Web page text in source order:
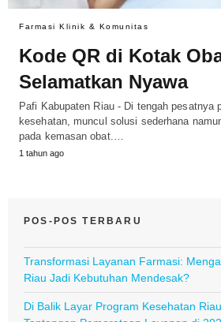
Farmasi Klinik & Komunitas
Kode QR di Kotak
Selamatkan Nyawa
Pafi Kabupaten Riau - Di tengah pesatnya
kesehatan, muncul solusi sederhana
pada kemasan obat.…
1 tahun ago
POS-POS TERBARU
Transformasi Layanan Farmasi:
Riau Jadi Kebutuhan Mendesak?
Di Balik Layar Program Kesehatan